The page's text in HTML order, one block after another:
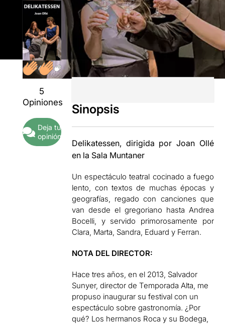
5
Opiniones
Deja tu
opinión
Sinopsis
Delikatessen, dirigida por Joan Ollé
en la Sala Muntaner
Un espectáculo teatral cocinado a fuego
lento, con textos de muchas épocas y
geografías, regado con canciones que
van desde el gregoriano hasta Andrea
Bocelli, y servido primorosamente por
Clara, Marta, Sandra, Eduard y Ferran.
NOTA DEL DIRECTOR:
Hace tres años, en el 2013, Salvador
Sunyer, director de Temporada Alta, me
propuso inaugurar su festival con un
espectáculo sobre gastronomía. ¿Por
qué? Los hermanos Roca y su Bodega,